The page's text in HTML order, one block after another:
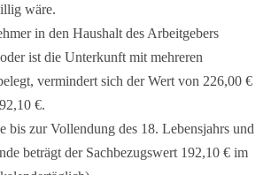
wäre.
in den Haushalt des Arbeitgebers
ist die Unterkunft mit mehreren
vermindert sich der Wert von 226,00 €
€.
bis zur Vollendung des 18. Lebensjahrs und
beträgt der Sachbezugswert 192,10 € im